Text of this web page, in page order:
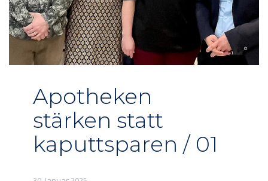
Apotheken
stärken statt
kaputtsparen / 01